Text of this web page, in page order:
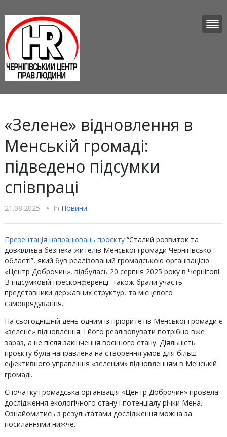
«Зелене» відновлення в
Менській громаді:
підведено підсумки
співпраці
21.08.2025 • In Новини
Презентація напрацювань проєкту “Сталий розвиток та
довкіллєва безпека жителів Менської громади Чернігівської
області”, який був реалізований громадською організацією
«Центр Доброчин», відбулась 20 серпня 2025 року в Чернігові.
В підсумковій пресконференції також брали участь
представники державних структур, та місцевого
самоврядування.
На сьогоднішній день одним із пріоритетів Менської громади є
«зелене» відновлення. І його реалізовувати потрібно вже
зараз, а не після закінчення воєнного стану. Діяльність
проєкту була направлена на створення умов для більш
ефективного управління «зеленим» відновленням в Менській
громаді.
Спочатку громадська організація «Центр Доброчин» провела
дослідження екологічного стану і потенціалу річки Мена.
Ознайомитись з результатами дослідження можна за
посиланнями нижче.